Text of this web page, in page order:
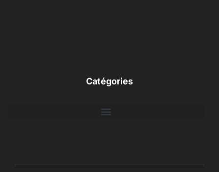
Catégories